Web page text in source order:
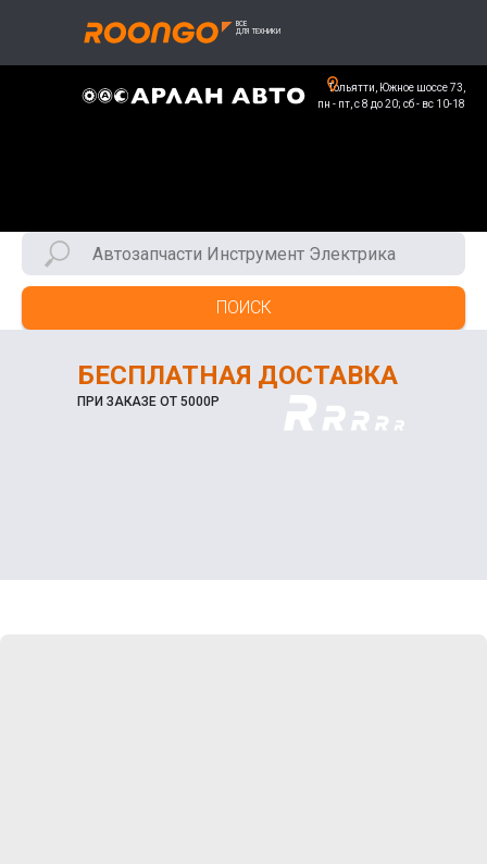
Тольятти, Южное шоссе 73,
пн - пт, с 8 до 20; сб - вс 10-18
ПОИСК
БЕСПЛАТНАЯ ДОСТАВКА
ПРИ ЗАКАЗЕ ОТ 5000Р